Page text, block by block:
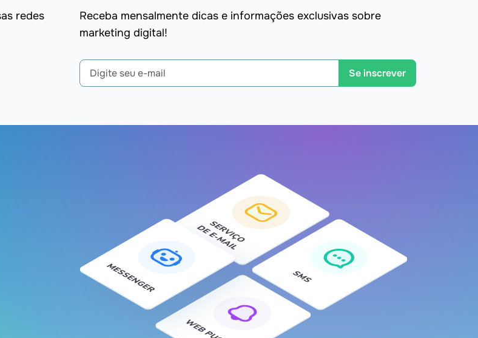
redes
Receba mensalmente dicas e informações exclusivas sobre
marketing digital!
Se inscrever